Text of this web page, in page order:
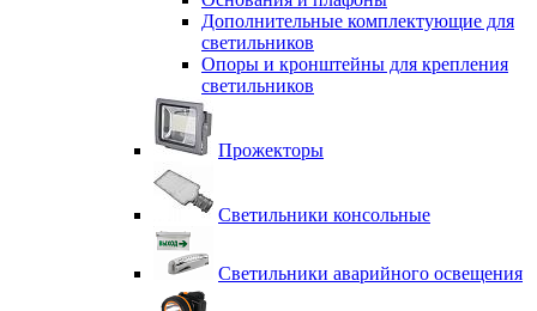
Дополнительные комплектующие для
светильников
Опоры и кронштейны для крепления
светильников
Прожекторы
Светильники консольные
Светильники аварийного освещения